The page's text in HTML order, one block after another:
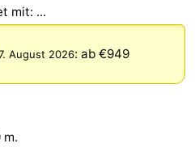
mit: ...
August 2026: ab €949
m.